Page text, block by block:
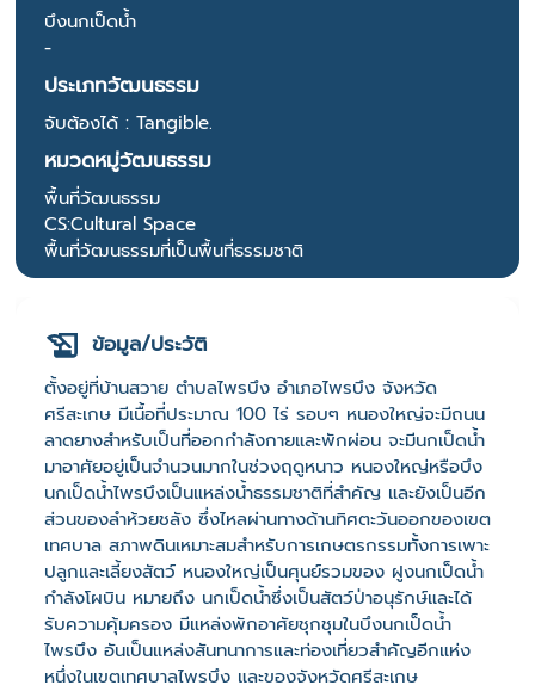
บึงนกเป็ดน้ำ
-
ประเภทวัฒนธรรม
จับต้องได้ : Tangible.
หมวดหมู่วัฒนธรรม
พื้นที่วัฒนธรรม
CS:Cultural Space
พื้นที่วัฒนธรรมที่เป็นพื้นที่ธรรมชาติ
ข้อมูล/ประวัติ
ตั้งอยู่ที่บ้านสวาย ตำบลไพรบึง อำเภอไพรบึง จังหวัด
ศรีสะเกษ มีเนื้อที่ประมาณ 100 ไร่ รอบๆ หนองใหญ่จะมีถนน
ลาดยางสำหรับเป็นที่ออกกำลังกายและพักผ่อน จะมีนกเป็ดน้ำ
มาอาศัยอยู่เป็นจำนวนมากในช่วงฤดูหนาว หนองใหญ่หรือบึง
นกเป็ดน้ำไพรบึงเป็นแหล่งน้ำธรรมชาติที่สำคัญ และยังเป็นอีก
ส่วนของลำห้วยชลัง ซึ่งไหลผ่านทางด้านทิศตะวันออกของเขต
เทศบาล สภาพดินเหมาะสมสำหรับการเกษตรกรรมทั้งการเพาะ
ปลูกและเลี้ยงสัตว์ หนองใหญ่เป็นศุนย์รวมของ ฝูงนกเป็ดน้ำ
กำลังโผบิน หมายถึง นกเป็ดน้ำซึ่งเป็นสัตว์ป่าอนุรักษ์และได้
รับความคุ้มครอง มีแหล่งพักอาศัยชุกชุมในบึงนกเป็ดน้ำ
ไพรบึง อันเป็นแหล่งสันทนาการและท่องเที่ยวสำคัญอีกแห่ง
หนึ่งในเขตเทศบาลไพรบึง และของจังหวัดศรีสะเกษ